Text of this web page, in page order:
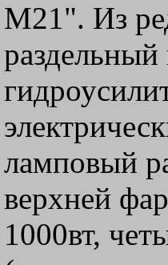
М21". Из
ламповый
верхней
1000вт,